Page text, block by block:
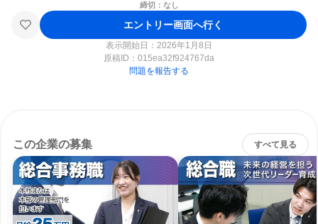
締切：なし
エントリー画面へ行く
表示開始日：2026年1月8日
原稿ID： 015ea32f924767da
問題を報告する
この企業の募集 すべて見る